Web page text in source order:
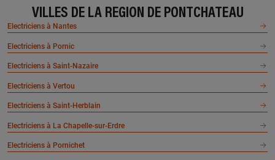
NES
44570 TRIGNAC
En savoir plus
TESSELEC
MALVILLE
En savoir plus
CAHAREL JEAN LUC
2 la martiniere, 44130 BLAIN
En savoir plus
SAULNIER ELECTRICITE
PORNICHET
VILLES DE LA RÉGION DE PONTCHÂTEAU
Electriciens à Nantes
Electriciens à Pornic
Electriciens à Saint-Nazaire
Electriciens à Vertou
Electriciens à Saint-Herblain
Electriciens à La Chapelle-sur-Erdre
Electriciens à Pornichet